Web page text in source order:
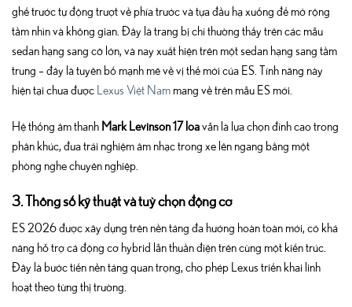
ghế trước tự động trượt về phía trước và tựa đầu hạ xuống để mở rộng
tầm nhìn và không gian. Đây là trang bị chỉ thường thấy trên các mẫu
sedan hạng sang cỡ lớn, và nay xuất hiện trên một sedan hạng sang tầm
trung – đây là tuyên bố mạnh mẽ về vị thế mới của ES. Tính năng này
hiện tại chưa được
Lexus Việt Nam mang về trên mẫu ES mới.
Hệ thống âm thanh Mark Levinson 17 loavẫn là lựa chọn đỉnh cao trong
phân khúc, đưa trải nghiệm âm nhạc trong xe lên ngang bằng một
phòng nghe chuyên nghiệp.
3. Thông số kỹ thuật và tuỳ chọn động cơ
ES 2026 được xây dựng trên nền tảng đa hướng hoàn toàn mới, có khả
năng hỗ trợ cả động cơ hybrid lẫn thuần điện trên cùng một kiến trúc.
Đây là bước tiến nền tảng quan trọng, cho phép Lexus triển khai linh
hoạt theo từng thị trường.